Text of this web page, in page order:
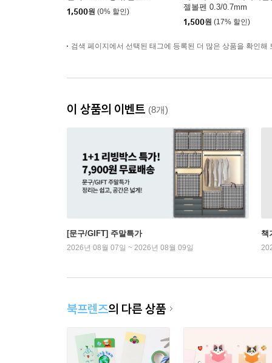
1,500원 (0% 할인)
젤볼펜 0.3/0.7mm
1,500원 (17% 할인)
검색 페이지에서 선택된 태그에 등록된 더 많은 상품을 확인해
이 상품의 이벤트 (8개)
[문구/GIFT] 주말특가
2026년 08월 07일 ~ 2026년 08월 09일
책
북프렌즈의 다른 상품